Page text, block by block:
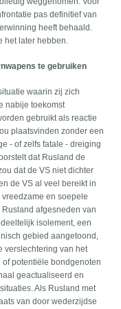
pas definitief van
heeft behaald.
later hebben.
te gebruiken
waarin zij zich
nabije toekomst
gebruikt als reactie
plaatsvinden zonder een
- of zelfs fatale - dreiging
dat Rusland de
dat de VS niet dichter
de VS al veel bereikt in
en soepele
afgesneden van
isolement, een
gebied aangetoond,
verslechtering van het
potentiële bondgenoten
geactualiseerd en
Als Rusland met
van door wederzijdse